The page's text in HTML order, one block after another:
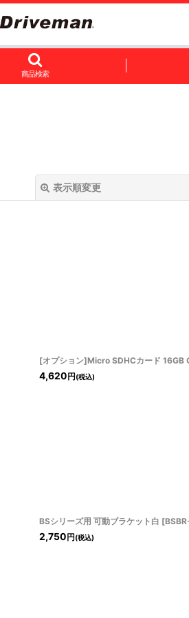
商品検索
表示順変更
[オプション]Micro SDHCカード 16GB
4,620 円 (税込)
BSシリーズ用 可動ブラケット白 [
2,750 円 (税込)